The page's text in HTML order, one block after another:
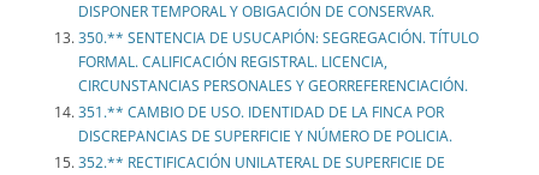
DISPONER TEMPORAL Y OBIGACIÓN DE CONSERVAR.
350.** SENTENCIA DE USUCAPIÓN: SEGREGACIÓN. TÍTULO
FORMAL. CALIFICACIÓN REGISTRAL. LICENCIA,
CIRCUNSTANCIAS PERSONALES Y GEORREFERENCIACIÓN.
351.** CAMBIO DE USO. IDENTIDAD DE LA FINCA POR
DISCREPANCIAS DE SUPERFICIE Y NÚMERO DE POLICIA.
352.** RECTIFICACIÓN UNILATERAL DE SUPERFICIE DE